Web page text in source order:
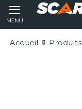
MENU
Accueil Produits